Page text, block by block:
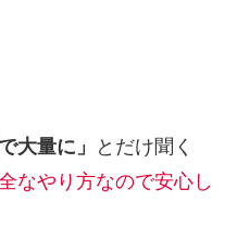
大量に」
とだけ聞く
なやり方なので安心し